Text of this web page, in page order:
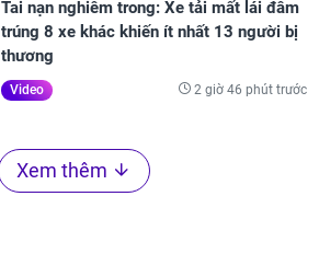
Tai nạn nghiêm trong: Xe tải mất lái đâm
trúng 8 xe khác khiến ít nhất 13 người bị
thương
Video 2 giờ 46 phút trước
Xem thêm